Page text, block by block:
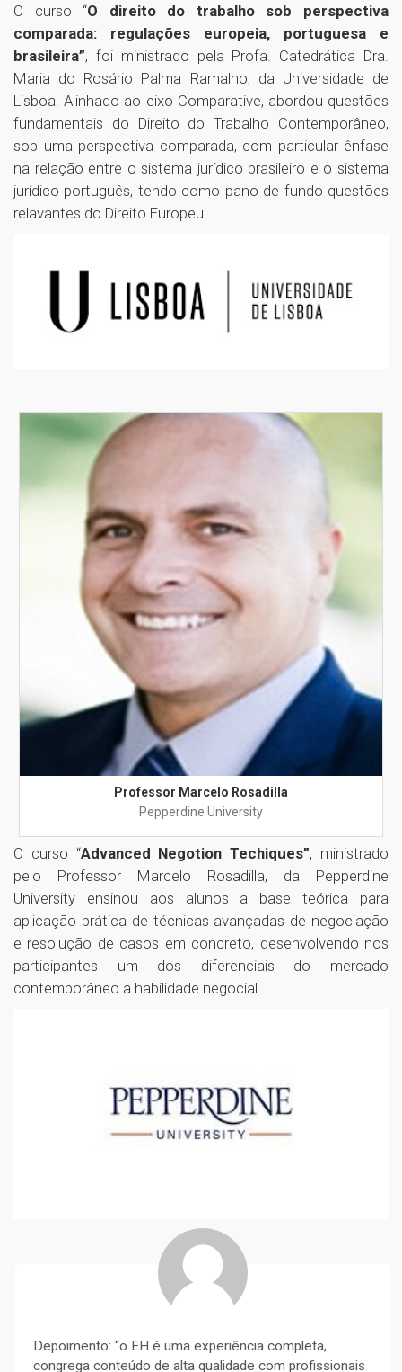
O curso “O direito do trabalho sob perspectiva
comparada: regulações europeia, portuguesa e
brasileira”, foi ministrado pela Profa. Catedrática Dra.
Maria do Rosário Palma Ramalho, da Universidade de
Lisboa. Alinhado ao eixo Comparative, abordou questões
fundamentais do Direito do Trabalho Contemporâneo,
sob uma perspectiva comparada, com particular ênfase
na relação entre o sistema jurídico brasileiro e o sistema
jurídico português, tendo como pano de fundo questões
relavantes do Direito Europeu.
Professor Marcelo Rosadilla
Pepperdine University
O curso “Advanced Negotion Techiques”, ministrado
pelo Professor Marcelo Rosadilla, da Pepperdine
University ensinou aos alunos a base teórica para
aplicação prática de técnicas avançadas de negociação
e resolução de casos em concreto, desenvolvendo nos
participantes um dos diferenciais do mercado
contemporâneo a habilidade negocial.
Depoimento: “o EH é uma experiência completa,
congrega conteúdo de alta qualidade com profissionais